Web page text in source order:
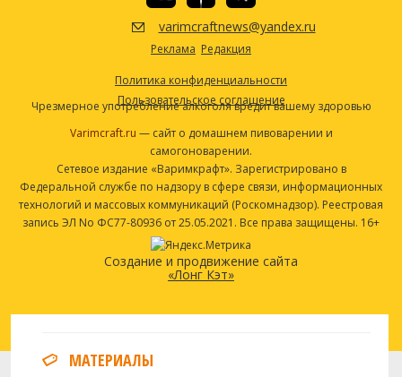
varimcraftnews@yandex.ru
Реклама Редакция
Политика конфиденциальности
Пользовательское соглашение
Чрезмерное употребление алкоголя вредит вашему здоровью
Varimcraft.ru — сайт о домашнем пивоварении и
самогоноварении.
Сетевое издание «Варимкрафт». Зарегистрировано в
Федеральной службе по надзору в сфере связи, информационных
технологий и массовых коммуникаций (Роскомнадзор). Реестровая
запись ЭЛ No ФС77-80936 от 25.05.2021. Все права защищены. 16+
Создание и продвижение сайта
«Лонг Кэт»
МАТЕРИАЛЫ